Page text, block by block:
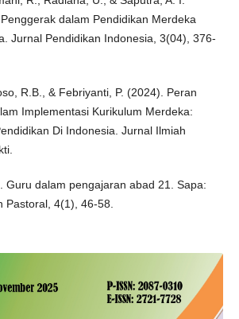
dalam Pendidikan Merdeka
Jurnal Pendidikan Indonesia, 3(04), 376-
R.B., & Febriyanti, P. (2024). Peran
Implementasi Kurikulum Merdeka:
Di Indonesia. Jurnal Ilmiah
Guru dalam pengajaran abad 21. Sapa:
Pastoral, 4(1), 46-58.